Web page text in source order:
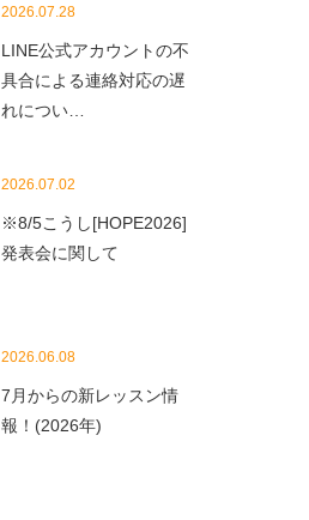
2026.07.28
LINE公式アカウントの不
具合による連絡対応の遅
れについ…
2026.07.02
※8/5こうし[HOPE2026]
発表会に関して
2026.06.08
7月からの新レッスン情
報！(2026年)